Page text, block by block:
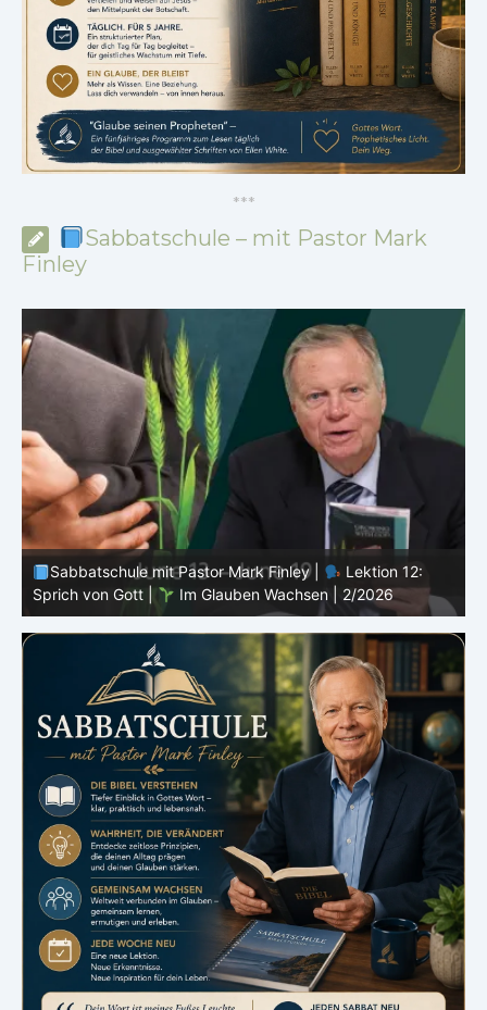
***
Sabbatschule – mit Pastor Mark
Finley
Sabbatschule mit Pastor Mark Finley |
Lektion 11:
Rückschläge |
Im Glauben Wachsen | 2/2026